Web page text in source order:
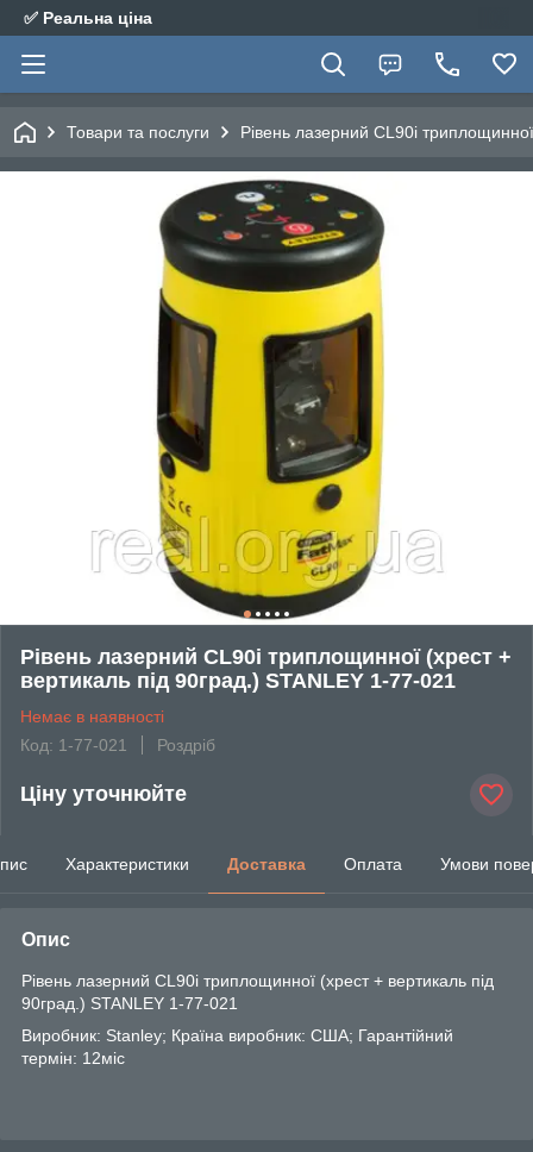
✅ Реальна ціна
Товари та послуги Рівень лазерний CL90i
Рівень лазерний CL90i триплощинної (хрест +
вертикаль під 90град.) STANLEY 1-77-021
Немає в наявності
Код: 1-77-021
Роздріб
Ціну уточнюйте
Характеристики Доставка Оплата Умови
Опис
Рівень лазерний CL90i триплощинної (хрест + вертикаль під
90град.) STANLEY 1-77-021
Виробник: Stanley; Країна виробник: США; Гарантійний
термін: 12міс